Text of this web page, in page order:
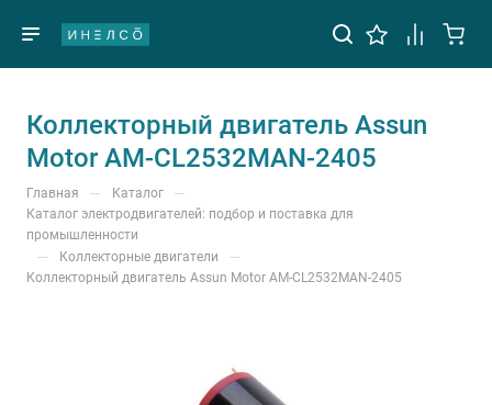
Коллекторный двигатель Assun
Motor AM-CL2532MAN-2405
Главная — Каталог —
Каталог электродвигателей: подбор и поставка для
промышленности
— Коллекторные двигатели —
Коллекторный двигатель Assun Motor AM-CL2532MAN-2405